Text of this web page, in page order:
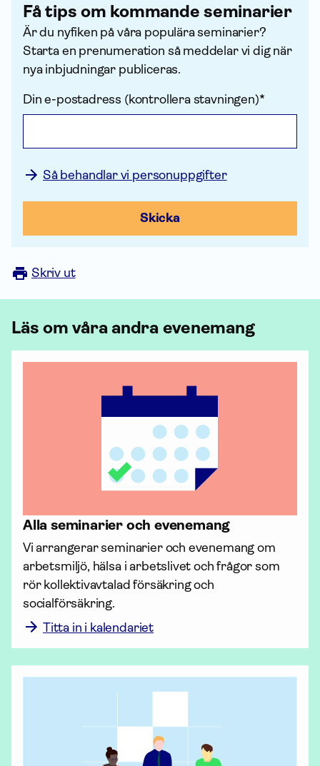
Få tips om kommande seminarier
Är du nyfiken på våra populära seminarier?
Starta en prenu­meration så meddelar vi dig när
nya inbjudningar publiceras.
Din e-postadress (kontrollera stavningen)*
Så behandlar vi personuppgifter
Skicka
Skriv ut
Läs om våra andra evenemang
Alla seminarier och evenemang
Vi arrangerar seminarier och evenemang om
arbetsmiljö, hälsa i arbetslivet och frågor som
rör kollektiv­avtalad för­säkring och
socialförsäkring.
Titta in i kalendariet